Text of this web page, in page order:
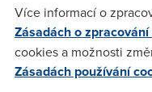
V prosinci jsme znovu
Karlovarském kraji,
Mb/s. Největší zrychlení
které si polepšilo o55 %
Více informací o
Zásadách o
cookies a možnosti
Zásadách používání